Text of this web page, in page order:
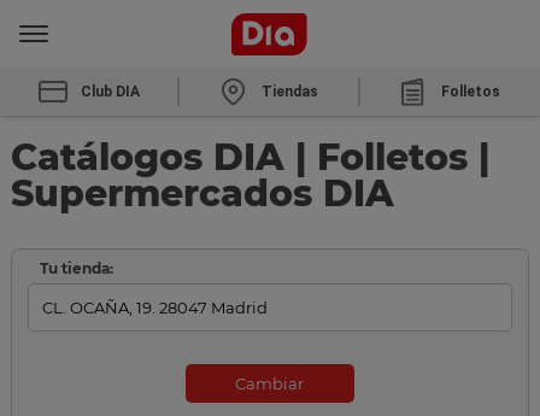
Club DIA Tiendas Folletos
Catálogos DIA | Folletos |
Supermercados DIA
Tu tienda:
Cambiar